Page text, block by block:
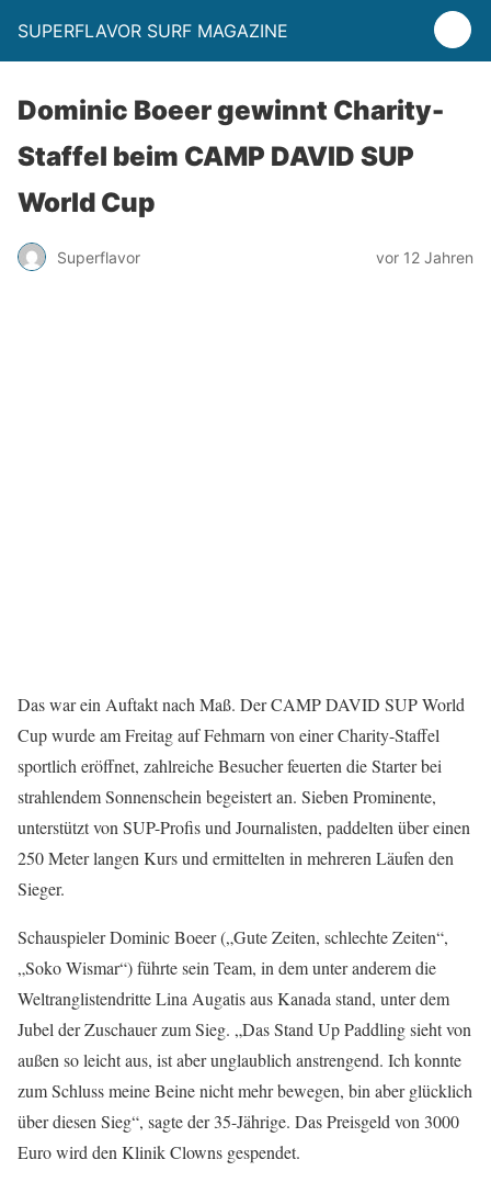
SUPERFLAVOR SURF MAGAZINE
Dominic Boeer gewinnt Charity-
Staffel beim CAMP DAVID SUP
World Cup
Superflavor vor 12 Jahren
Das war ein Auftakt nach Maß. Der CAMP DAVID SUP World
Cup wurde am Freitag auf Fehmarn von einer Charity-Staffel
sportlich eröffnet, zahlreiche Besucher feuerten die Starter bei
strahlendem Sonnenschein begeistert an. Sieben Prominente,
unterstützt von SUP-Profis und Journalisten, paddelten über einen
250 Meter langen Kurs und ermittelten in mehreren Läufen den
Sieger.
Schauspieler Dominic Boeer („Gute Zeiten, schlechte Zeiten“,
„Soko Wismar“) führte sein Team, in dem unter anderem die
Weltranglistendritte Lina Augatis aus Kanada stand, unter dem
Jubel der Zuschauer zum Sieg. „Das Stand Up Paddling sieht von
außen so leicht aus, ist aber unglaublich anstrengend. Ich konnte
zum Schluss meine Beine nicht mehr bewegen, bin aber glücklich
über diesen Sieg“, sagte der 35-Jährige. Das Preisgeld von 3000
Euro wird den Klinik Clowns gespendet.